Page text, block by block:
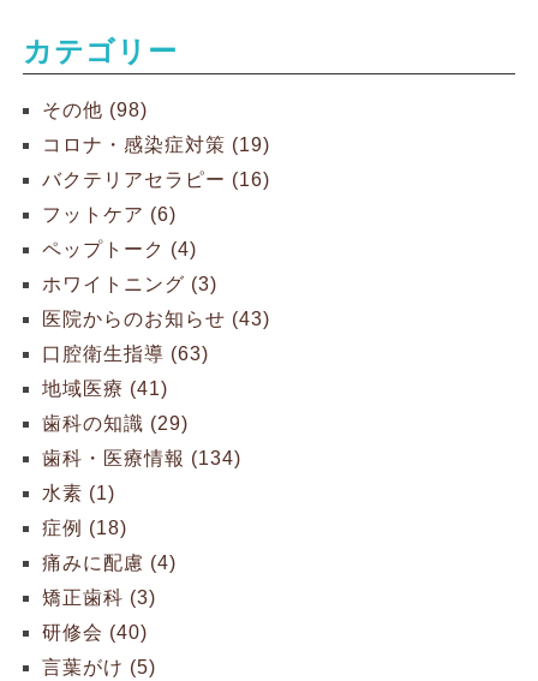
カテゴリー
その他 (98)
コロナ・感染症対策 (19)
バクテリアセラピー (16)
フットケア (6)
ペップトーク (4)
ホワイトニング (3)
医院からのお知らせ (43)
口腔衛生指導 (63)
地域医療 (41)
歯科の知識 (29)
歯科・医療情報 (134)
水素 (1)
症例 (18)
痛みに配慮 (4)
矯正歯科 (3)
研修会 (40)
言葉がけ (5)